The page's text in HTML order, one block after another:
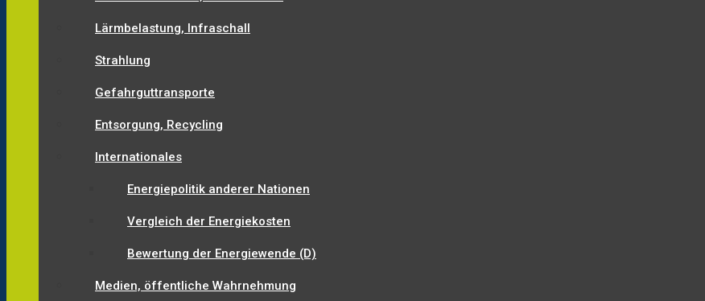
Lärmbelastung, Infraschall
Strahlung
Gefahrguttransporte
Entsorgung, Recycling
Internationales
Energiepolitik anderer Nationen
Vergleich der Energiekosten
Bewertung der Energiewende (D)
Medien, öffentliche Wahrnehmung